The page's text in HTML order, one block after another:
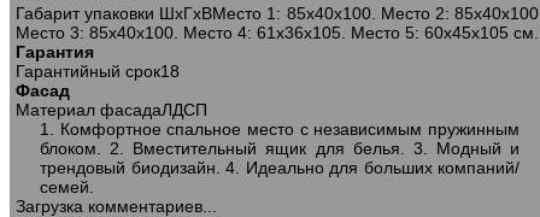
302 диван-кровать 1,5ек-1,5ек-1,5пф
1563 серо-бежевый
Габарит упаковки ШхГхВМесто 1: 85х40х100. Место 2:
Место 3: 85х40х100. Место 4: 61х36х105. Место 5: 60х45х105 см.
Гарантия
Гарантийный срок18
Фасад
Материал фасадаЛДСП
1. Комфортное спальное место с независимым пружинным
блоком. 2. Вместительный ящик для белья. 3. Модный и
трендовый биодизайн. 4. Идеально для больших компаний/
семей.
Загрузка комментариев...